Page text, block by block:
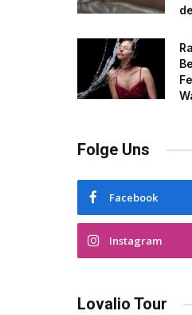
Folge Uns
Facebook
Instagram
Lovalio Tour